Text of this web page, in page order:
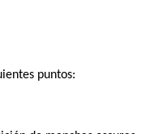
puntos: